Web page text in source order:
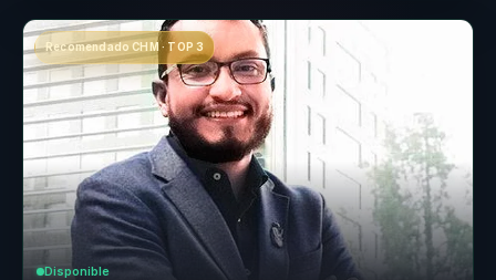
Recomendado CHM · TOP 3
Disponible